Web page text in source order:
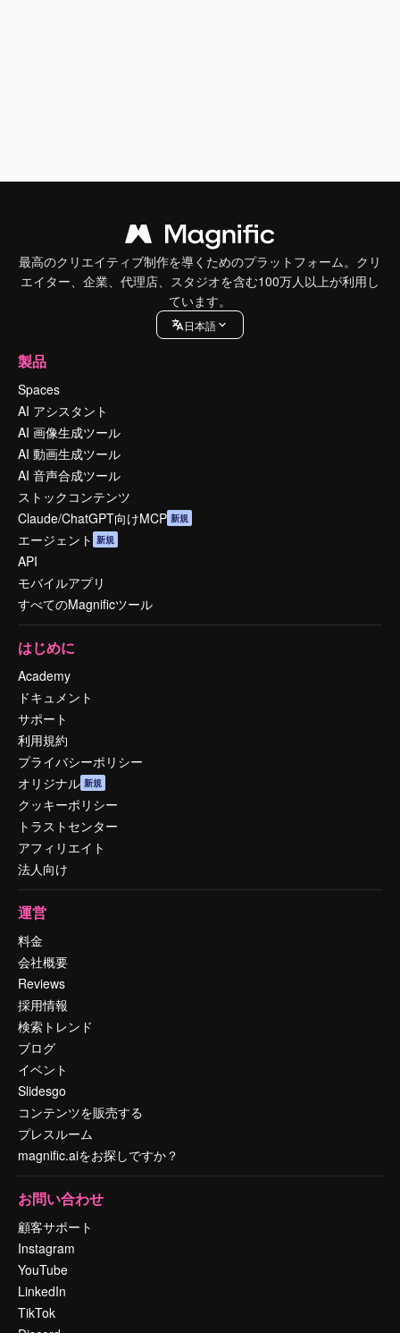
最高のクリエイティブ制作を導くためのプラットフォーム。クリ
エイター、企業、代理店、スタジオを含む100万人以上が利用し
ています。
日本語
製品
Spaces
AI アシスタント
AI 画像生成ツール
AI 動画生成ツール
AI 音声合成ツール
ストックコンテンツ
Claude/ChatGPT向けMCP 新規
エージェント 新規
API
モバイルアプリ
すべてのMagnificツール
はじめに
Academy
ドキュメント
サポート
利用規約
プライバシーポリシー
オリジナル 新規
クッキーポリシー
トラストセンター
アフィリエイト
法人向け
運営
料金
会社概要
Reviews
採用情報
検索トレンド
ブログ
イベント
Slidesgo
コンテンツを販売する
プレスルーム
magnific.aiをお探しですか？
お問い合わせ
顧客サポート
Instagram
YouTube
LinkedIn
TikTok